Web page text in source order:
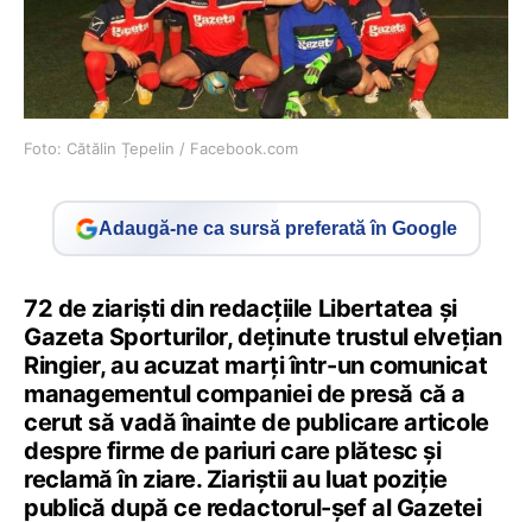
Foto: Cătălin Țepelin / Facebook.com
Adaugă-ne ca sursă preferată în Google
72 de ziariști din redacțiile Libertatea și
Gazeta Sporturilor, deținute trustul elvețian
Ringier, au acuzat marți într-un comunicat
managementul companiei de presă că a
cerut să vadă înainte de publicare articole
despre firme de pariuri care plătesc și
reclamă în ziare. Ziariștii au luat poziție
publică după ce redactorul-șef al Gazetei